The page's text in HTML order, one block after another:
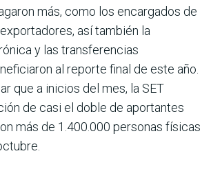
más, como los encargados de
así también la
y las transferencias
al reporte final de este año.
que a inicios del mes, la SET
de casi el doble de aportantes
más de 1.400.000 personas físicas